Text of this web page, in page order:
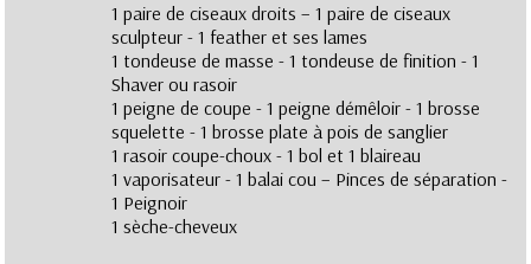
1 paire de ciseaux droits – 1 paire de ciseaux
sculpteur - 1 feather et ses lames
1 tondeuse de masse - 1 tondeuse de finition - 1
Shaver ou rasoir
1 peigne de coupe - 1 peigne démêloir - 1 brosse
squelette - 1 brosse plate à pois de sanglier
1 rasoir coupe-choux - 1 bol et 1 blaireau
1 vaporisateur - 1 balai cou – Pinces de séparation -
1 Peignoir
1 sèche-cheveux